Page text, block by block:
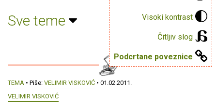
Visoki kontrast
Čitljiv slog
Podcrtane poveznice
Sve teme
TEMA • Piše: VELIMIR VISKOVIĆ • 01.02.2011.
VELIMIR VISKOVIĆ